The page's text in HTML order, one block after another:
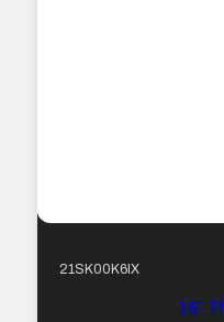
21SK00K6IX
16″